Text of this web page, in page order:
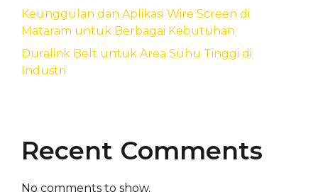
Keunggulan dan Aplikasi Wire Screen di
Mataram untuk Berbagai Kebutuhan
Duralink Belt untuk Area Suhu Tinggi di
Industri
Recent Comments
No comments to show.